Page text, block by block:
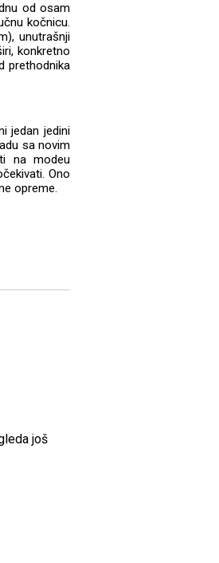
od osam
kočnicu.
unutrašnji
konkretno
prethodnika
jedan jedini
sa novim
na modeu
Ono
opreme.
još